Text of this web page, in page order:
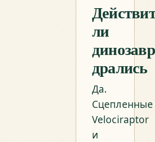
ли
дрались
Да.
Сцепленные
Velociraptor
и